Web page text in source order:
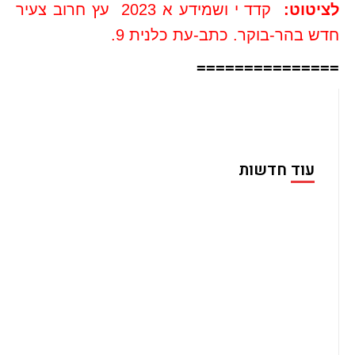
לציטוט:
קדד י ושמידע א 2023 עץ חרוב צעיר
חדש בהר-בוקר. כתב-עת כלנית 9.
===============
עוד חדשות